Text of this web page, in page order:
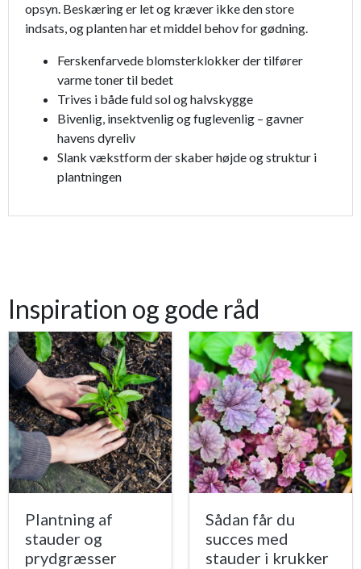
opsyn. Beskæring er let og kræver ikke den store
indsats, og planten har et middel behov for gødning.
Ferskenfarvede blomsterklokker der tilfører
varme toner til bedet
Trives i både fuld sol og halvskygge
Bivenlig, insektvenlig og fuglevenlig – gavner
havens dyreliv
Slank vækstform der skaber højde og struktur i
plantningen
Inspiration og gode råd
Plantning af
stauder og
prydgræsser
Sådan får du
succes med
stauder i krukker